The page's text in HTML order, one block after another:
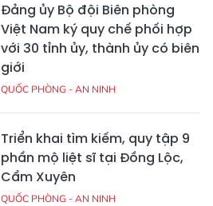
Đảng ủy Bộ đội Biên phòng
Việt Nam ký quy chế phối hợp
với 30 tỉnh ủy, thành ủy có biên
giới
QUỐC PHÒNG - AN NINH
Triển khai tìm kiếm, quy tập 9
phần mộ liệt sĩ tại Đồng Lộc,
Cẩm Xuyên
QUỐC PHÒNG - AN NINH